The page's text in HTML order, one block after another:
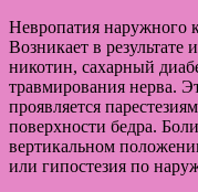
Невропатия наружного
Возникает в
никотин, сахарный
травмирования нерва.
проявляется
поверхности бедра.
вертикальном
или гипостезия по